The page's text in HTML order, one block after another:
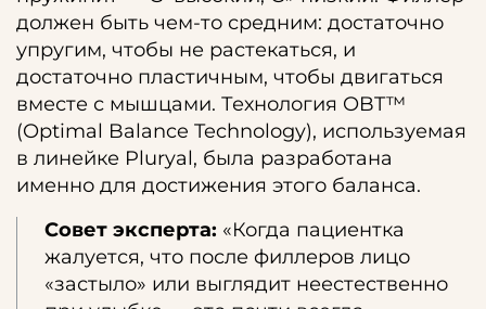
должен быть чем-то средним: достаточно
упругим, чтобы не растекаться, и
достаточно пластичным, чтобы двигаться
вместе с мышцами. Технология OBT™
(Optimal Balance Technology), используемая
в линейке Pluryal, была разработана
именно для достижения этого баланса.
Совет эксперта: «Когда пациентка
жалуется, что после филлеров лицо
«застыло» или выглядит неестественно